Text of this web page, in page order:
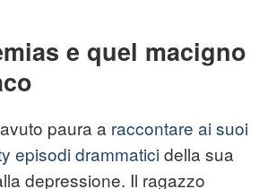
e quel macigno
paura a raccontare ai suoi
episodi drammaticidella sua
depressione. Il ragazzo